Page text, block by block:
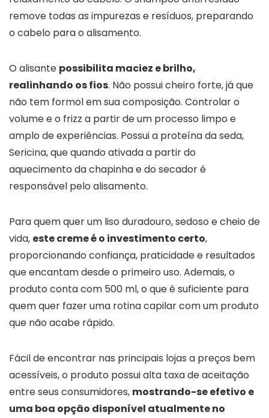
remove todas as impurezas e resíduos, preparando
o cabelo para o alisamento.
O alisante possibilita maciez e brilho,
realinhando os fios. Não possui cheiro forte, já que
não tem formol em sua composição. Controlar o
volume e o frizz a partir de um processo limpo e
amplo de experiências. Possui a proteína da seda,
Sericina, que quando ativada a partir do
aquecimento da chapinha e do secador é
responsável pelo alisamento.
Para quem quer um liso duradouro, sedoso e cheio de
vida, este creme é o investimento certo,
proporcionando confiança, praticidade e resultados
que encantam desde o primeiro uso. Ademais, o
produto conta com 500 ml, o que é suficiente para
quem quer fazer uma rotina capilar com um produto
que não acabe rápido.
Fácil de encontrar nas principais lojas a preços bem
acessíveis, o produto possui alta taxa de aceitação
entre seus consumidores, mostrando-se efetivo e
uma boa opção disponível atualmente no